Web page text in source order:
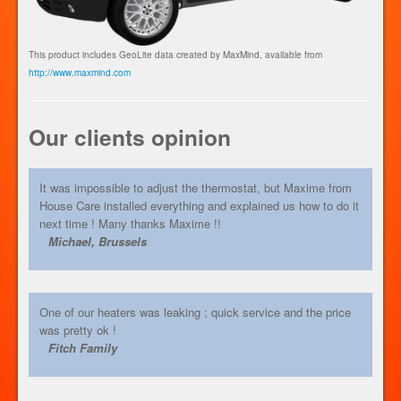
This product includes GeoLite data created by MaxMind, available from
http://www.maxmind.com
Our clients opinion
It was impossible to adjust the thermostat, but Maxime from
House Care installed everything and explained us how to do it
next time ! Many thanks Maxime !!
Michael, Brussels
One of our heaters was leaking ; quick service and the price
was pretty ok !
Fitch Family